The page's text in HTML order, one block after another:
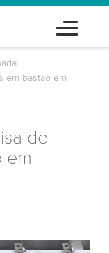
em bastão em
de
em